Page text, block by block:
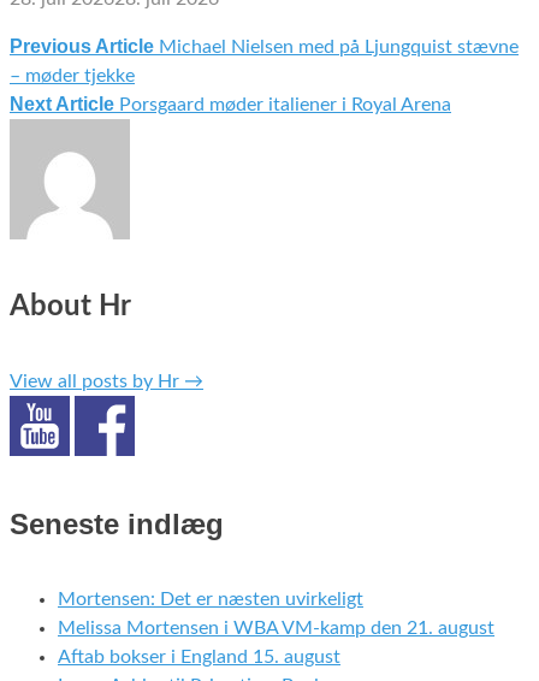
Indlægsnavigation
Previous Article Michael Nielsen med på Ljungquist stævne
– møder tjekke
Next Article Porsgaard møder italiener i Royal Arena
About Hr
View all posts by Hr →
Seneste indlæg
Mortensen: Det er næsten uvirkeligt
Melissa Mortensen i WBA VM-kamp den 21. august
Aftab bokser i England 15. august